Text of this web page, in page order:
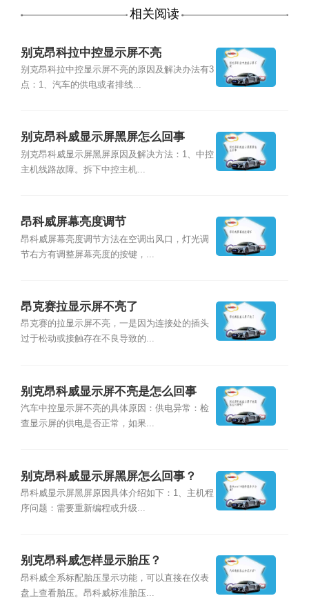
相关阅读
别克昂科拉中控显示屏不亮
别克昂科拉中控显示屏不亮的原因及解决办法有3
点：1、汽车的供电或者排线...
别克昂科威显示屏黑屏怎么回事
别克昂科威显示屏黑屏原因及解决方法：1、中控
主机线路故障。拆下中控主机...
昂科威屏幕亮度调节
昂科威屏幕亮度调节方法在空调出风口，灯光调
节右方有调整屏幕亮度的按键，...
昂克赛拉显示屏不亮了
昂克赛的拉显示屏不亮，一是因为连接处的插头
过于松动或接触存在不良导致的...
别克昂科威显示屏不亮是怎么回事
呢？
汽车中控显示屏不亮的具体原因：供电异常：检
查显示屏的供电是否正常，如果...
别克昂科威显示屏黑屏怎么回事？
昂科威显示屏黑屏原因具体介绍如下：1、主机程
序问题：需要重新编程或升级...
别克昂科威怎样显示胎压？
昂科威全系标配胎压显示功能，可以直接在仪表
盘上查看胎压。昂科威标准胎压...